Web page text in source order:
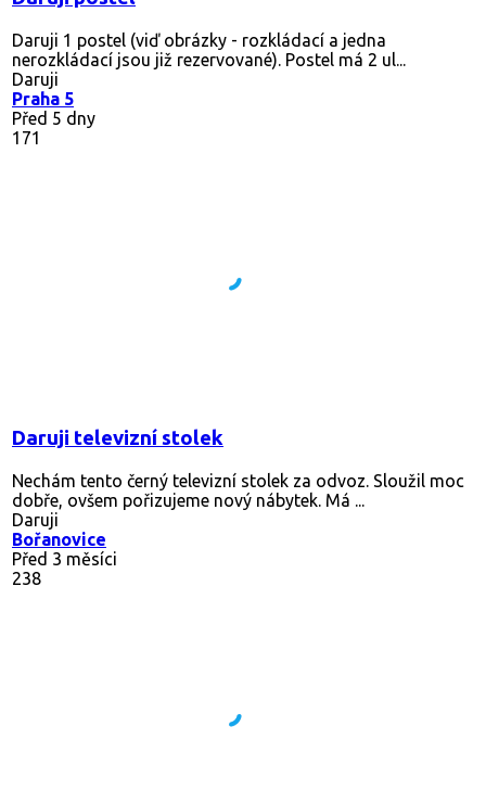
Daruji 1 postel (viď obrázky - rozkládací a jedna
nerozkládací jsou již rezervované). Postel má 2 ul...
Daruji
Praha 5
Před 5 dny
171
Daruji televizní stolek
Nechám tento černý televizní stolek za odvoz. Sloužil moc
dobře, ovšem pořizujeme nový nábytek. Má ...
Daruji
Bořanovice
Před 3 měsíci
238